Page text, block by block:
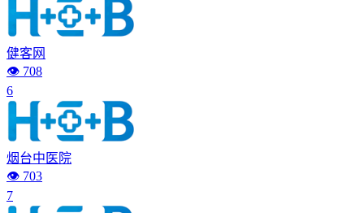
健客网
👁️ 708
6
烟台中医院
👁️ 703
7